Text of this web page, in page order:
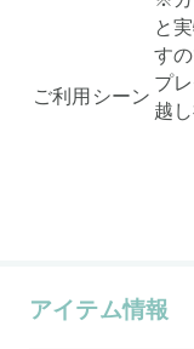
と
す
ご利用シーン
プ
越
アイテム情報